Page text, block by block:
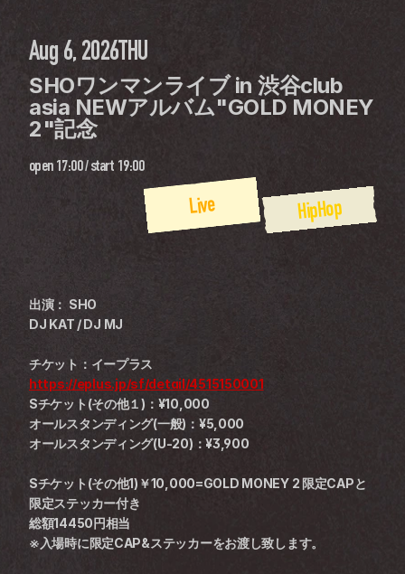
Aug 6, 2026THU
SHOワンマンライブ in 渋谷club
asia NEWアルバム"GOLD MONEY
2"記念
open 17:00 / start 19:00
HipHop
Live
出演： SHO
DJ KAT / DJ MJ
チケット：イープラス
https://eplus.jp/sf/detail/4515150001
Sチケット(その他１)：¥10,000
オールスタンディング(一般)：¥5,000
オールスタンディング(U-20)：¥3,900
Sチケット(その他1)￥10,000=GOLD MONEY 2 限定CAPと
限定ステッカー付き
総額14450円相当
※入場時に限定CAP&ステッカーをお渡し致します。